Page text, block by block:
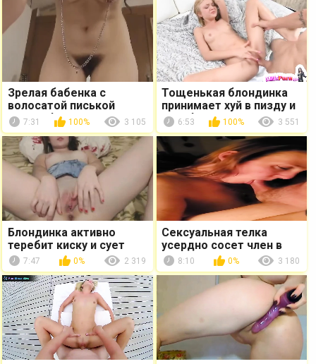
Зрелая бабенка с
волосатой писькой
мастурбирует перед
вебкамерой
7:31 100% 3 105
Тощенькая блондинка
принимает хуй в пизду и
теребит клитор
6:53 100% 3 551
Блондинка активно
теребит киску и сует
пальчик в задницу
7:47 0% 2 319
Сексуальная телка
усердно сосет член в
домашнем видео
8:10 0% 3 180